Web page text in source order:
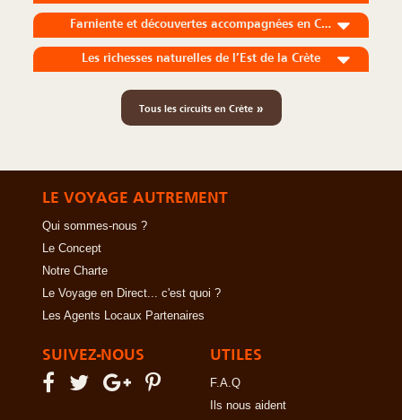
Farniente et découvertes accompagnées en Crète
Les richesses naturelles de l’Est de la Crète
Tous les circuits en Crète»
LE VOYAGE AUTREMENT
Qui sommes-nous ?
Le Concept
Notre Charte
Le Voyage en Direct... c'est quoi ?
Les Agents Locaux Partenaires
SUIVEZ-NOUS UTILES
F.A.Q
Ils nous aident